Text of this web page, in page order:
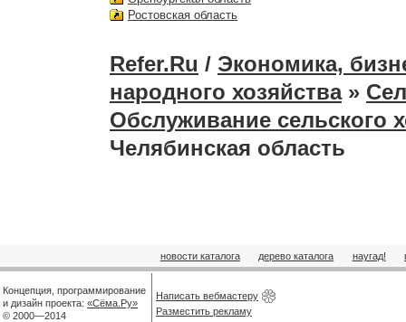
Ростовская область
Refer.Ru / Экономика,
народного хозяйства»
Обслуживание сельского
Челябинская область
новости каталога дерево каталога наугад!
Концепция, программирование
и дизайн проекта: «Сёма.Ру»
© 2000—2014
Написать вебмастеру
Разместить рекламу